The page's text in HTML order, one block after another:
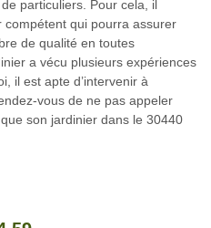
particuliers. Pour cela, il
compétent qui pourra assurer
de qualité en toutes
a vécu plusieurs expériences
il est apte d’intervenir à
vous de ne pas appeler
son jardinier dans le 30440